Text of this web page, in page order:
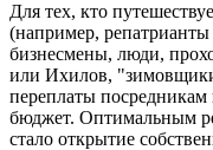
Для тех, кто
(например,
бизнесмены, люди,
или Ихилов,
переплаты
бюджет. Оптимальным
стало открытие